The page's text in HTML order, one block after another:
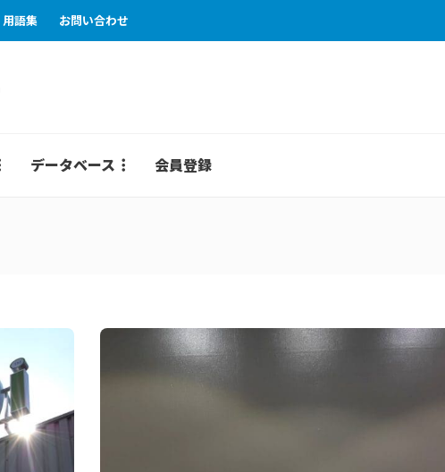
用語集 お問い合わせ
データベース 会員登録